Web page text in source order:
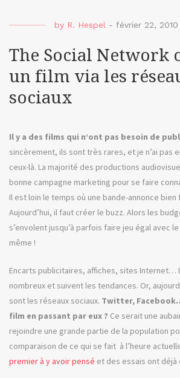
by R. Hespel - février 22, 2010
The Social Network
un film via les
sociaux
Il y a des films qui n’ont pas besoin de
sincèrement, ils sont très rares, et je n’ai pas
ceux-là. La majorité des productions
bonne campagne marketing pour se faire
Il est loin le temps où une bande-annonce
Aujourd’hui, il faut créer le buzz. Alors les
s’envolent jusqu’à parfois faire jeu égal avec
même !
Encarts publicitaires, affiches, sites Internet…
nombreux et suivent les tendances. Or,
sont les réseaux sociaux. Twitter,
film en passant par eux ? Ce serait une
rejoindre une grande partie de la population
comparaison de ce qui se fait à l’heure
premier à y avoir pensé et des essais ont déjà